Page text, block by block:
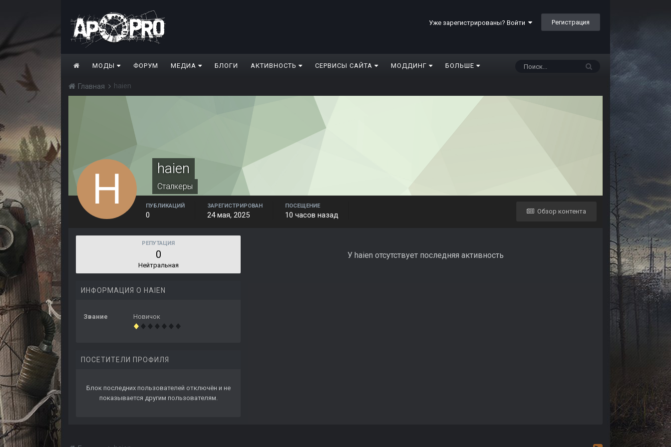
Уже зарегистрированы? Войти Регистрация
МОДЫ ФОРУМ МЕДИА БЛОГИ АКТИВНОСТЬ СЕРВИСЫ САЙТА МОДДИНГ БОЛЬШЕ
Главная haien
haien
Сталкеры
Обзор контента
ПУБЛИКАЦИЙ
0
ЗАРЕГИСТРИРОВАН
24 мая, 2025
ПОСЕЩЕНИЕ
10 часов назад
РЕПУТАЦИЯ
0
Нейтральная
ИНФОРМАЦИЯ О HAIEN
Звание Новичок
ПОСЕТИТЕЛИ ПРОФИЛЯ
Блок последних пользователей отключён и не
показывается другим пользователям.
У haien отсутствует последняя активность